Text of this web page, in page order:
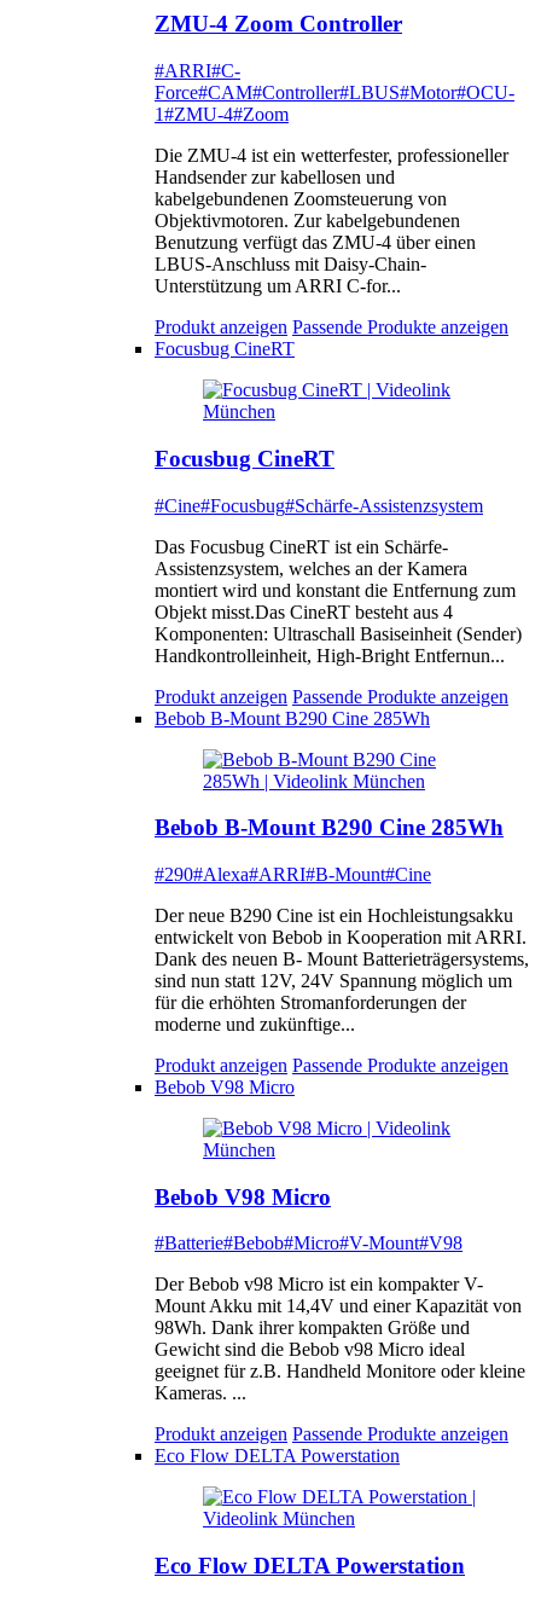
ZMU-4 Zoom Controller
#ARRI#C-
Force#CAM#Controller#LBUS#Motor#OCU-
1#ZMU-4#Zoom
Die ZMU-4 ist ein wetterfester, professioneller
Handsender zur kabellosen und
kabelgebundenen Zoomsteuerung von
Objektivmotoren. Zur kabelgebundenen
Benutzung verfügt das ZMU-4 über einen
LBUS-Anschluss mit Daisy-Chain-
Unterstützung um ARRI C-for...
Produkt anzeigen Passende Produkte anzeigen
Focusbug CineRT
Focusbug CineRT
#Cine#Focusbug#Schärfe-Assistenzsystem
Das Focusbug CineRT ist ein Schärfe-
Assistenzsystem, welches an der Kamera
montiert wird und konstant die Entfernung zum
Objekt misst.Das CineRT besteht aus 4
Komponenten: Ultraschall Basiseinheit (Sender)
Handkontrolleinheit, High-Bright Entfernun...
Produkt anzeigen Passende Produkte anzeigen
Bebob B-Mount B290 Cine 285Wh
Bebob B-Mount B290 Cine 285Wh
#290#Alexa#ARRI#B-Mount#Cine
Der neue B290 Cine ist ein Hochleistungsakku
entwickelt von Bebob in Kooperation mit ARRI.
Dank des neuen B- Mount Batterieträgersystems,
sind nun statt 12V, 24V Spannung möglich um
für die erhöhten Stromanforderungen der
moderne und zukünftige...
Produkt anzeigen Passende Produkte anzeigen
Bebob V98 Micro
Bebob V98 Micro
#Batterie#Bebob#Micro#V-Mount#V98
Der Bebob v98 Micro ist ein kompakter V-
Mount Akku mit 14,4V und einer Kapazität von
98Wh. Dank ihrer kompakten Größe und
Gewicht sind die Bebob v98 Micro ideal
geeignet für z.B. Handheld Monitore oder kleine
Kameras. ...
Produkt anzeigen Passende Produkte anzeigen
Eco Flow DELTA Powerstation
Eco Flow DELTA Powerstation